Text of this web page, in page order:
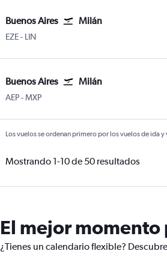
Buenos Aires Milán
EZEBuenos Aires Internacional Ministro
- LIN
Buenos Aires Milán
AEPBuenos Aires Aeroparque Jorge Newbery
-MXP
Los vuelos se ordenan primero por los vuelos de ida
Mostrando 1-10 de 50 resultados
El mejor momento
¿Tienes un calendario flexible?